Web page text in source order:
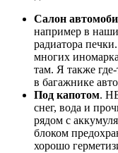
Салон
например в
радиатора
многих
там. Я также
в багажнике
Под капотом.
снег, вода и
рядом с
блоком
хорошо